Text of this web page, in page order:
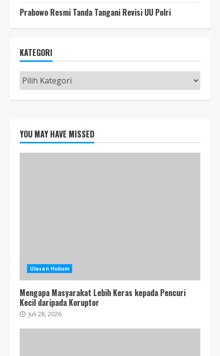
Prabowo Resmi Tanda Tangani Revisi UU Polri
KATEGORI
Kategori
YOU MAY HAVE MISSED
Ulasan Hukum
Mengapa Masyarakat Lebih Keras kepada Pencuri
Kecil daripada Koruptor
Juli 28, 2026